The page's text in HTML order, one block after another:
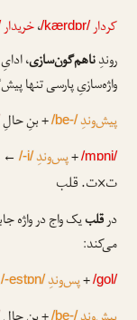
کردار/kærdɒr/،خریدار
روندِناهم‌گون‌سازی،
واژه‌سازیِ پارسی تنها
پیش‌وندِ/be-/+ بنِ حالِ
/mɒni/
+پس‌وندِ/-i/
←
ت×ت. قلب
درقلبیک واج در واژه
می‌کند:
/gol/
+پس‌وندِ/-estɒn/
/be-/